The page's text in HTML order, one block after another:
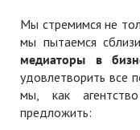
Мы стремимся не
мы пытаемся
медиаторы в
удовлетворить все
мы, как
предложить: